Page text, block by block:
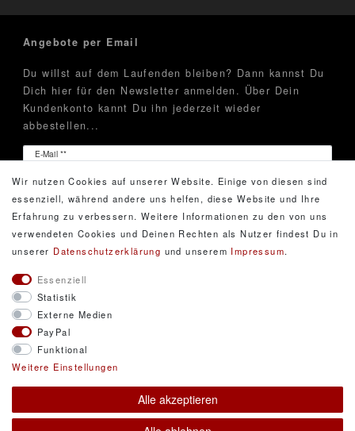
Angebote per Email
Du willst auf dem Laufenden bleiben? Dann kannst Du
Dich hier für den Newsletter anmelden. Über Dein
Kundenkonto kannt Du ihn jederzeit wieder
abbestellen...
E-Mail **
Newsletter
Hiermit bestätige ich, dass ich die
Daten­schutz­erklärung
gelesen habe. Meine Einwilligung kann ich jederzeit
widerrufen.**
© Copyright 2026 DarXity GbR. Gestaltung, Design
und Style durch DarXity GbR. Alle Rechte
vorbehalten.
Alle Preise inklusive gesetzlicher Mehrwertsteuer und
Wir nutzen Cookies auf unserer Website. Einige von diesen sind
essenziell, während andere uns helfen, diese Website und Ihre
Erfahrung zu verbessern. Weitere Informationen zu den von uns
verwendeten Cookies und Deinen Rechten als Nutzer findest Du in
unserer Daten­schutz­erklärung und unserem Impressum.
Essenziell
Statistik
Externe Medien
PayPal
Funktional
Weitere Einstellungen
Alle akzeptieren